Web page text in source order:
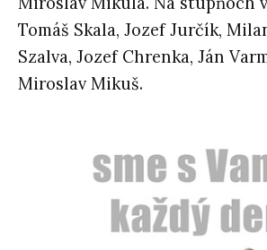
Tomáš Skala, Jozef Jurčík,
Szalva, Jozef Chrenka, Ján
Miroslav Mikuš.